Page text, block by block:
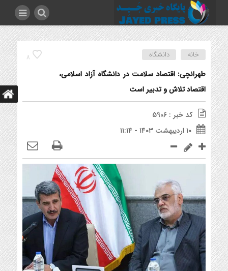
8 خانه دانشگاه
طهرانچی: اقتصاد سلامت در دانشگاه آزاد اسلامی،
اقتصاد تلاش و تدبیر است
کد خبر : 5906
۱۰ اردیبهشت ۱۴۰۳ - ۱۱:۱۴